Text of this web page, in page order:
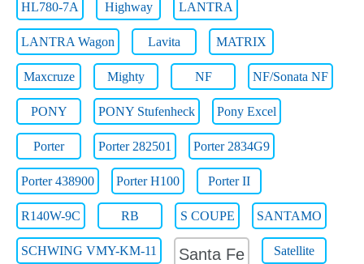
HL780-7A Highway LANTRA
LANTRA Wagon Lavita MATRIX
Maxcruze Mighty NF NF/Sonata NF
PONY PONY Stufenheck Pony Excel
Porter Porter 282501 Porter 2834G9
Porter 438900 Porter H100 Porter II
R140W-9C RB S COUPE SANTAMO
SCHWING VMY-KM-11 Santa Fe Satellite